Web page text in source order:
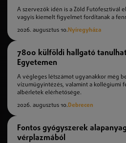
A szervezők idén is a Zöld Futófesztivál
vagyis kiemelt figyelmet fordítanak a
2026. augusztus 10. Nyíregyháza
7800 külföldi hallgató
Egyetemen
A végleges létszámot ugyanakkor még
vízumügyintézés, valamint a kollégiumi
albérletek elérhetősége.
2026. augusztus 10.Debrecen
Fontos gyógyszerek
vérplazmából